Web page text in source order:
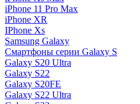
iPhone 11 Pro Max
iPhone XR
IPhone Xs
Samsung Galaxy
Смартфоны серии Galaxy S
Galaxy S20 Ultra
Galaxy S22
Galaxy S20FE
Galaxy S22 Ultra